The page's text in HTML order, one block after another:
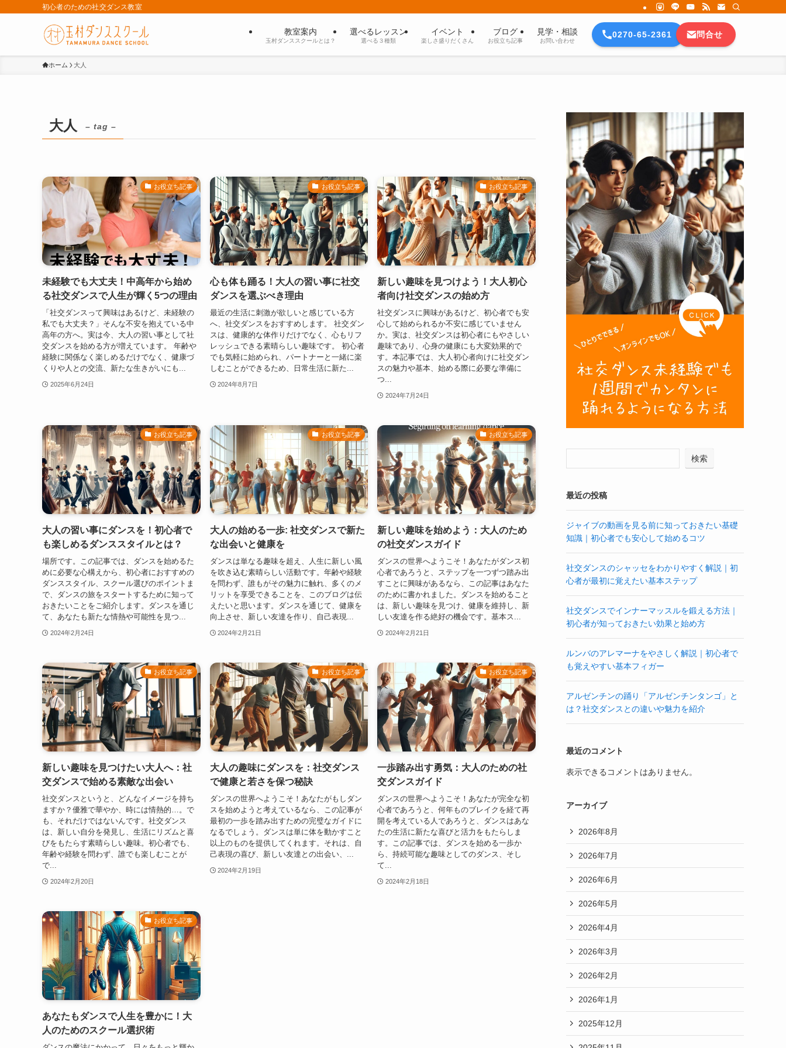
初心者のための社交ダンス教室
教室案内
玉村ダンススクールとは？
選べるレッスン
選べる３種類
イベント
楽しさ盛りだくさん
ブログ
お役立ち記事
見学・相談
お問い合わせ
0270-65-2361 問合せ
ホーム 大人
大人 – tag –
お役立ち記事
未経験でも大丈夫！中高年から始め
る社交ダンスで人生が輝く5つの理由
「社交ダンスって興味はあるけど、未経験の
私でも大丈夫？」そんな不安を抱えている中
高年の方へ。実は今、大人の習い事として社
交ダンスを始める方が増えています。 年齢や
経験に関係なく楽しめるだけでなく、健康づ
くりや人との交流、新たな生きがいにも...
2025年6月24日
お役立ち記事
心も体も踊る！大人の習い事に社交
ダンスを選ぶべき理由
最近の生活に刺激が欲しいと感じている方
へ、社交ダンスをおすすめします。 社交ダン
スは、健康的な体作りだけでなく、心もリフ
レッシュできる素晴らしい趣味です。 初心者
でも気軽に始められ、パートナーと一緒に楽
しむことができるため、日常生活に新た...
2024年8月7日
お役立ち記事
新しい趣味を見つけよう！大人初心
者向け社交ダンスの始め方
社交ダンスに興味があるけど、初心者でも安
心して始められるか不安に感じていません
か。実は、社交ダンスは初心者にもやさしい
趣味であり、心身の健康にも大変効果的で
す。本記事では、大人初心者向けに社交ダン
スの魅力や基本、始める際に必要な準備に
つ...
2024年7月24日
お役立ち記事
大人の習い事にダンスを！初心者で
も楽しめるダンススタイルとは？
場所です。この記事では、ダンスを始めるた
めに必要な心構えから、初心者におすすめの
ダンススタイル、スクール選びのポイントま
で、ダンスの旅をスタートするために知って
おきたいことをご紹介します。ダンスを通じ
て、あなたも新たな情熱や可能性を見つ...
2024年2月24日
お役立ち記事
大人の始める一歩: 社交ダンスで新た
な出会いと健康を
ダンスは単なる趣味を超え、人生に新しい風
を吹き込む素晴らしい活動です。年齢や経験
を問わず、誰もがその魅力に触れ、多くのメ
リットを享受できることを、このブログは伝
えたいと思います。ダンスを通じて、健康を
向上させ、新しい友達を作り、自己表現...
2024年2月21日
お役立ち記事
新しい趣味を始めよう：大人のため
の社交ダンスガイド
ダンスの世界へようこそ！あなたがダンス初
心者であろうと、ステップを一つずつ踏み出
すことに興味があるなら、この記事はあなた
のために書かれました。ダンスを始めること
は、新しい趣味を見つけ、健康を維持し、新
しい友達を作る絶好の機会です。基本ス...
2024年2月21日
お役立ち記事
新しい趣味を見つけたい大人へ：社
交ダンスで始める素敵な出会い
社交ダンスというと、どんなイメージを持ち
ますか？優雅で華やか、時には情熱的…。で
も、それだけではないんです。社交ダンス
は、新しい自分を発見し、生活にリズムと喜
びをもたらす素晴らしい趣味。初心者でも、
年齢や経験を問わず、誰でも楽しむことが
で...
2024年2月20日
お役立ち記事
大人の趣味にダンスを：社交ダンス
で健康と若さを保つ秘訣
ダンスの世界へようこそ！あなたがもしダン
スを始めようと考えているなら、この記事が
最初の一歩を踏み出すための完璧なガイドに
なるでしょう。ダンスは単に体を動かすこと
以上のものを提供してくれます。それは、自
己表現の喜び、新しい友達との出会い、...
2024年2月19日
お役立ち記事
一歩踏み出す勇気：大人のための社
交ダンスガイド
ダンスの世界へようこそ！あなたが完全な初
心者であろうと、何年ものブレイクを経て再
開を考えている人であろうと、ダンスはあな
たの生活に新たな喜びと活力をもたらしま
す。この記事では、ダンスを始める一歩か
ら、持続可能な趣味としてのダンス、そし
て...
2024年2月18日
お役立ち記事
あなたもダンスで人生を豊かに！大
人のためのスクール選択術
検索
最近の投稿
ジャイブの動画を見る前に知っておきたい基礎
知識｜初心者でも安心して始めるコツ
社交ダンスのシャッセをわかりやすく解説｜初
心者が最初に覚えたい基本ステップ
社交ダンスでインナーマッスルを鍛える方法｜
初心者が知っておきたい効果と始め方
ルンバのアレマーナをやさしく解説｜初心者で
も覚えやすい基本フィガー
アルゼンチンの踊り「アルゼンチンタンゴ」と
は？社交ダンスとの違いや魅力を紹介
最近のコメント
表示できるコメントはありません。
アーカイブ
2026年8月
2026年7月
2026年6月
2026年5月
2026年4月
2026年3月
2026年2月
2026年1月
2025年12月